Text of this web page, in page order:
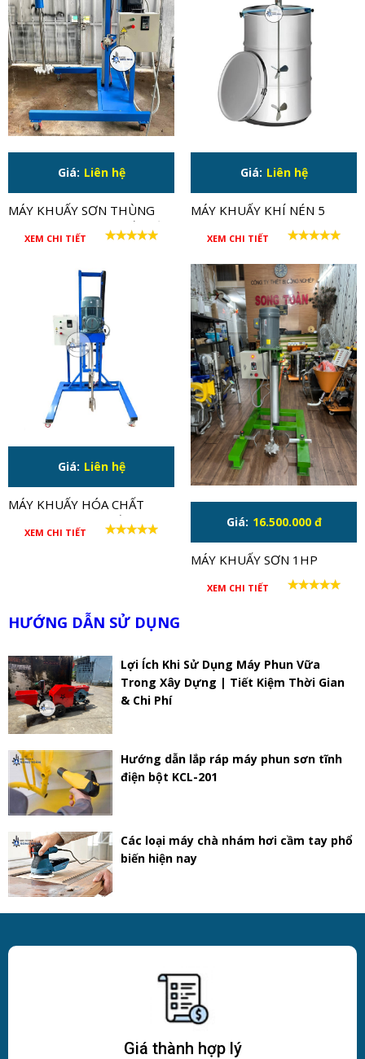
Giá: Liên hệ
MÁY KHUẤY SƠN THÙNG
500-1000L CÔNG SUẤT LỚN
15HP
XEM CHI TIẾT
Giá: Liên hệ
MÁY KHUẤY KHÍ NÉN 5
PISTON 0.75HP CHO
THÙNG 200 LÍT
XEM CHI TIẾT
Giá: Liên hệ
MÁY KHUẤY HÓA CHẤT
7.5HP MOTOR CHỐNG
CHÁY NỔ
XEM CHI TIẾT
Giá: 16.500.000 đ
MÁY KHUẤY SƠN 1HP
(SONG TOÀN GIA CÔNG)
XEM CHI TIẾT
HƯỚNG DẪN SỬ DỤNG
Lợi Ích Khi Sử Dụng Máy Phun Vữa
Trong Xây Dựng | Tiết Kiệm Thời Gian
& Chi Phí
Hướng dẫn lắp ráp máy phun sơn tĩnh
điện bột KCL-201
Các loại máy chà nhám hơi cầm tay phổ
biến hiện nay
Giá thành hợp lý